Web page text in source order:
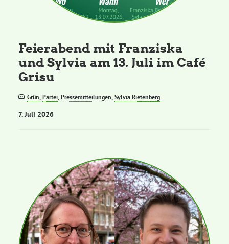
Feierabend mit Franziska
und Sylvia am 13. Juli im Café
Grisu
Grün,Partei,Pressemitteilungen,Sylvia Rietenberg
7. Juli 2026